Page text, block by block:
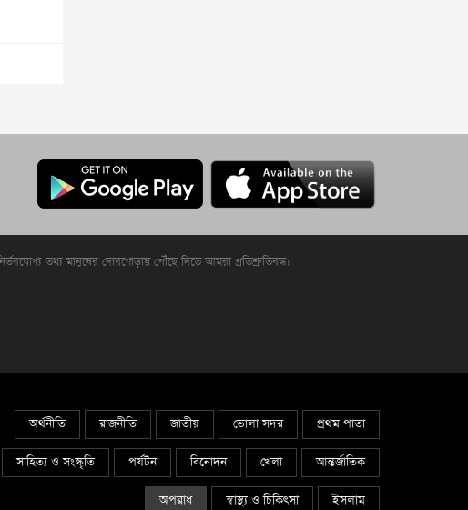
তথ্য মানুষের দোরগোড়ায় পৌঁছে দিতে আমরা প্রতিশ্রুতিবদ্ধ।
প্রথম পাতা
ভোলা সদর
জাতীয়
রাজনীতি
অর্থনীতি
আন্তর্জাতিক
খেলা
বিনোদন
পর্যটন
সাহিত্য ও সংস্কৃতি
ইসলাম
স্বাস্থ্য ও চিকিৎসা
অপরাধ